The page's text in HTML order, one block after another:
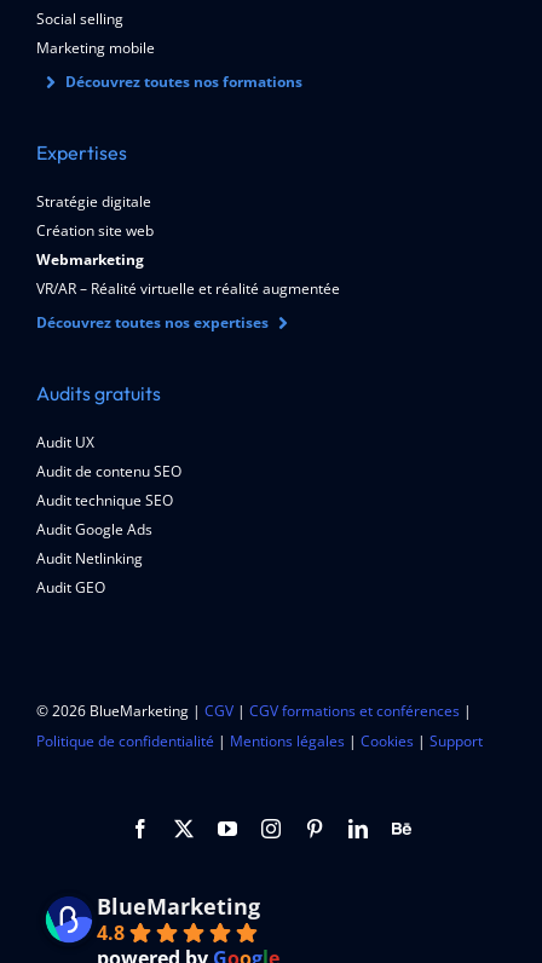
Social selling
Marketing mobile
Découvrez toutes nos formations
Expertises
Stratégie digitale
Création site web
Webmarketing
VR/AR – Réalité virtuelle et réalité augmentée
Découvrez toutes nos expertises
Audits gratuits
Audit UX
Audit de contenu SEO
Audit technique SEO
Audit Google Ads
Audit Netlinking
Audit GEO
© 2026 BlueMarketing | CGV| CGV formations et conférences|
Politique de confidentialité | Mentions légales| Cookies| Support
BlueMarketing
4.8